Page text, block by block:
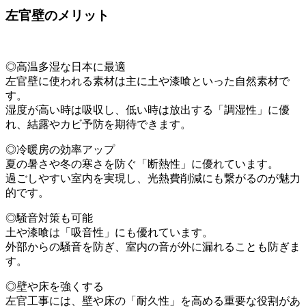
左官壁のメリット
◎高温多湿な日本に最適
左官壁に使われる素材は主に土や漆喰といった自然素材で
す。
湿度が高い時は吸収し、低い時は放出する「調湿性」に優
れ、結露やカビ予防を期待できます。
◎冷暖房の効率アップ
夏の暑さや冬の寒さを防ぐ「断熱性」に優れています。
過ごしやすい室内を実現し、光熱費削減にも繋がるのが魅力
的です。
◎騒音対策も可能
土や漆喰は「吸音性」にも優れています。
外部からの騒音を防ぎ、室内の音が外に漏れることも防ぎま
す。
◎壁や床を強くする
左官工事には、壁や床の「耐久性」を高める重要な役割があ